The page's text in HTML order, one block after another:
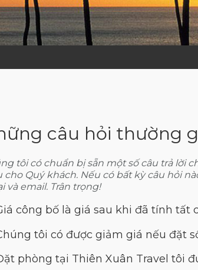
câu hỏi thường
tôi có chuẩn bị sẵn một số câu trả lời
cho Quý khách. Nếu có bất kỳ câu hỏi
và email. Trân trọng!
công bố là giá sau khi đã tính tất
tôi có được giảm giá nếu đặt
phòng tại Thiên Xuân Travel tôi